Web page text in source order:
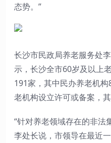
态势。”
长沙市民政局养老服务处
示，长沙全市60岁及以上
191家，其中民办养老机
老机构设立许可或备案，其
“针对养老领域存在的非法
李处长说，市领导在最近